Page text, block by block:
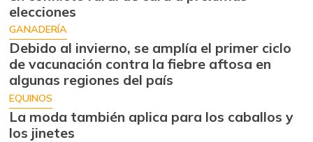
elecciones
GANADERÍA
Debido al invierno, se amplía el primer ciclo
de vacunación contra la fiebre aftosa en
algunas regiones del país
EQUINOS
La moda también aplica para los caballos y
los jinetes